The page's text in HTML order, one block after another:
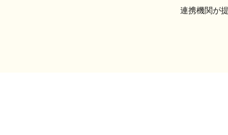
連携機関が